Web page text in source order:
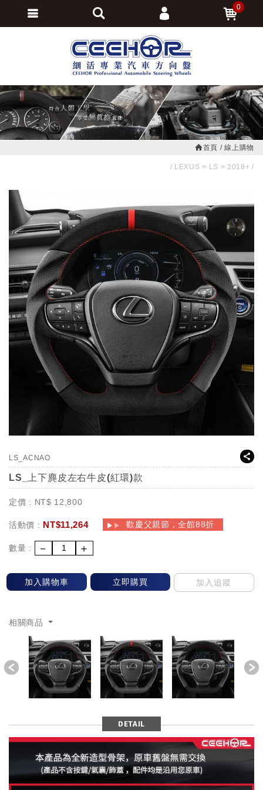
首頁 線上購物
LEXUS LS 2018+
LS_ACNAO
LS_上下麂皮左右牛皮(紅環)款
定價 : NT$ 12,800
活動價 : NT$11,264 歡慶父親節，全館88折
數量 : － ＋
加入購物車 立即購買 加入追蹤
相關商品
Previous
DETAIL
0
會員登入
會員註冊
訂單查詢
追蹤清單
繁體中文